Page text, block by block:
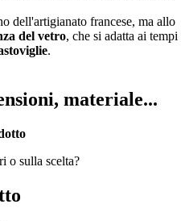
dell'artigianato francese, ma allo
del vetro, che si adatta ai tempi
.
materiale...
o sulla scelta?